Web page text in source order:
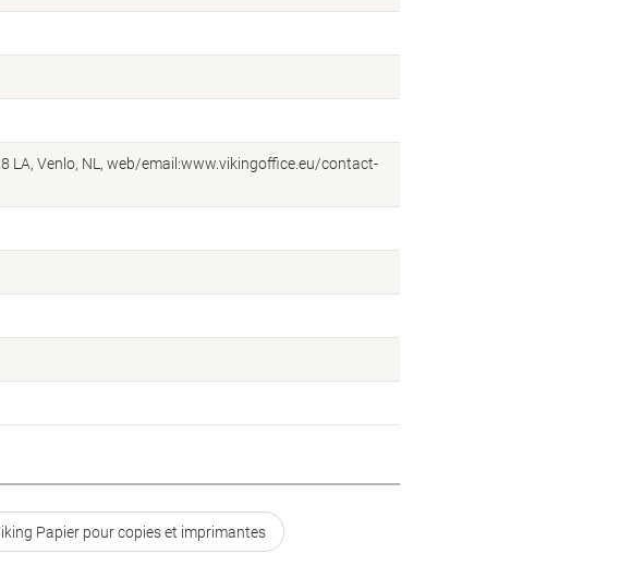
LA, Venlo, NL, web/email:www.vikingoffice.eu/contact-
Papier pour copies et imprimantes